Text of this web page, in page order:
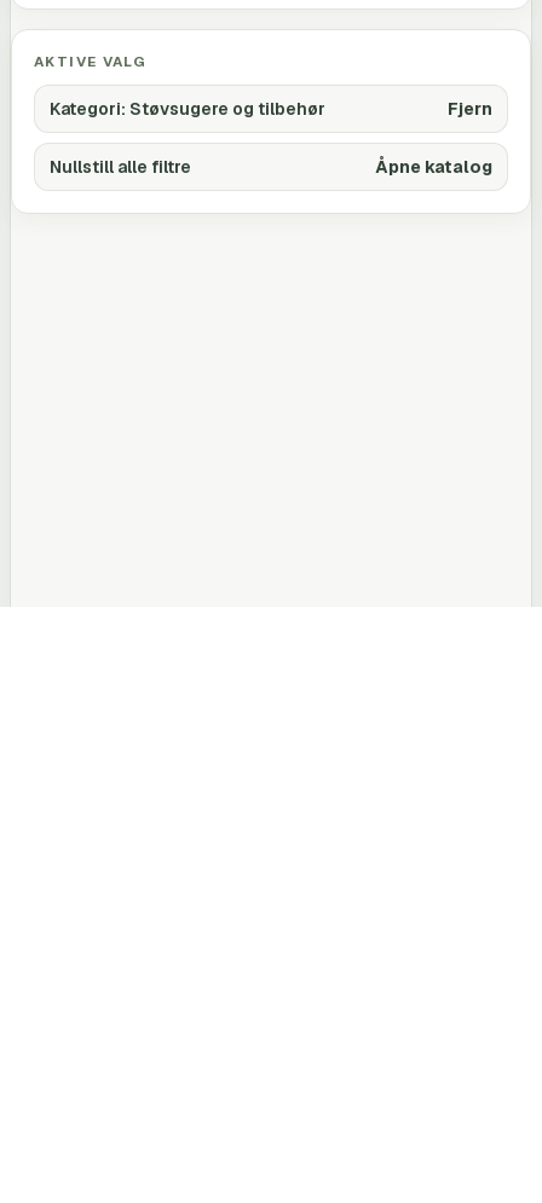
AKTIVE VALG
Kategori: Støvsugere og tilbehør Fjern
Nullstill alle filtre Åpne katalog